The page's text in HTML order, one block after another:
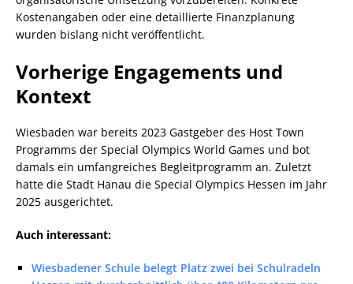
Kostenangaben oder eine detaillierte Finanzplanung
wurden bislang nicht veröffentlicht.
Vorherige Engagements und
Kontext
Wiesbaden war bereits 2023 Gastgeber des Host Town
Programms der Special Olympics World Games und bot
damals ein umfangreiches Begleitprogramm an. Zuletzt
hatte die Stadt Hanau die Special Olympics Hessen im Jahr
2025 ausgerichtet.
Auch interessant:
Wiesbadener Schule belegt Platz zwei bei Schulradeln